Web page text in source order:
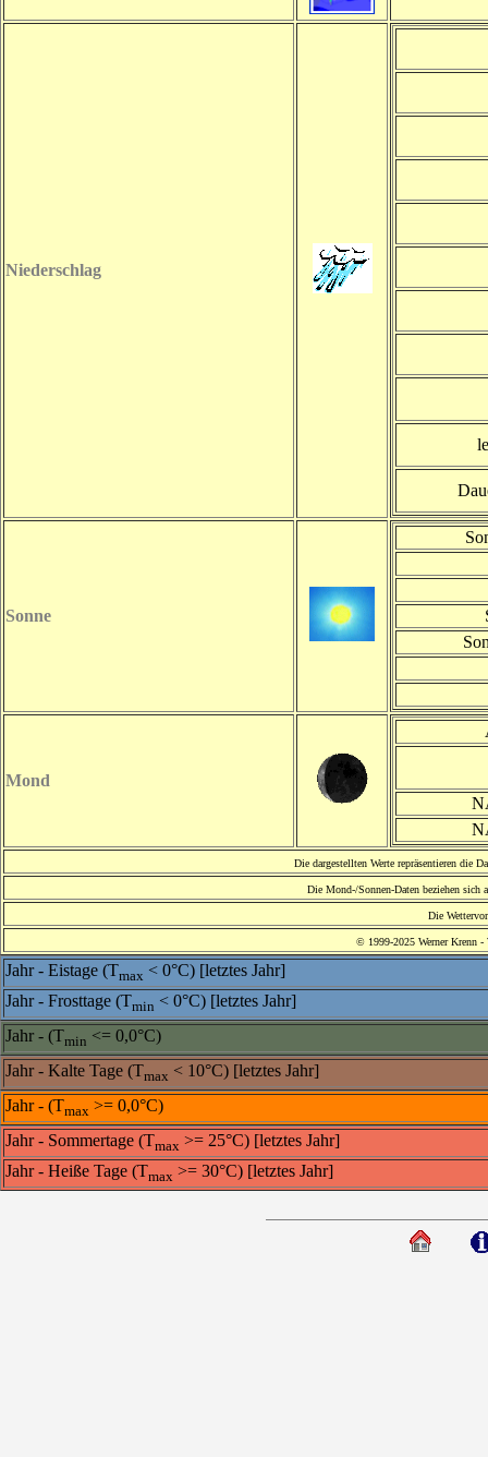
Niederschlag
Sonne
Mond
Die dargestellten Werte repräsentieren die
Die Mond-/Sonnen-Daten beziehen
Die
© 1999-2025 Werner Krenn -
Jahr - Eistage (Tmax < 0°C) [letztes Jahr]
Jahr - Frosttage (Tmin < 0°C) [letztes Jahr]
Jahr - (Tmin <= 0,0°C)
Jahr - Kalte Tage (Tmax < 10°C) [letztes Jahr]
Jahr - (Tmax >= 0,0°C)
Jahr - Sommertage (Tmax >= 25°C) [letztes Jahr]
Jahr - Heiße Tage (Tmax >= 30°C) [letztes Jahr]